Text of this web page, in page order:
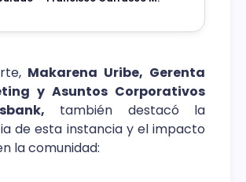
Makarena Uribe, Gerenta
y Asuntos Corporativos
también destacó la
de esta instancia y el impacto
la comunidad: